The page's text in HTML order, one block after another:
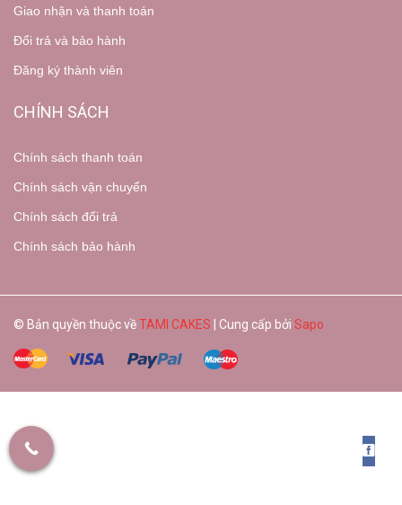
Giao nhận và thanh toán
Đổi trả và bảo hành
Đăng ký thành viên
CHÍNH SÁCH
Chính sách thanh toán
Chính sách vận chuyển
Chính sách đổi trả
Chính sách bảo hành
© Bản quyền thuộc vềTAMI CAKES | Cung cấp bởi Sapo